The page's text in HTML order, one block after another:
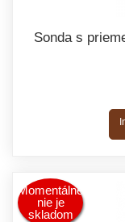
Sonda s
Momentálne
nie je
skladom